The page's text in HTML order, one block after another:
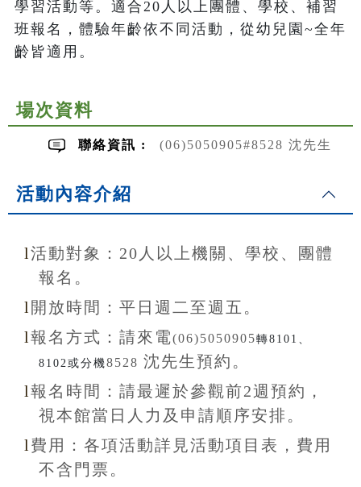
學習活動等。適合20人以上團體、學校、補習
班報名，體驗年齡依不同活動，從幼兒園~全年
齡皆適用。
場次資料
聯絡資訊 : (06)5050905#8528 沈先生
活動內容介紹
l活動對象：20 人以上機關、學校、團體
報名。
l 開放時間： 平日週二至週五。
l報名方式： 請來電(06)5050905轉8101、
8102或分機8528 沈先生預約。
l報名 時間： 請最遲於參觀前2週預約，
視本館當日人力及申請順序安排。
l 費用：各項活動詳見活動項目表，費用
不含 門票。